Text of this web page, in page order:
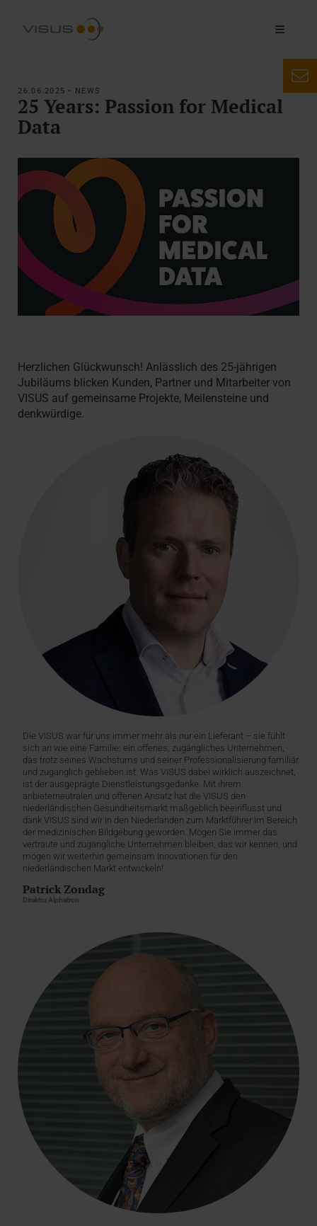
26.06.2025 • NEWS
25 Years: Passion for Medical
Data
Herzlichen Glückwunsch! Anlässlich des 25-jährigen
Jubiläums blicken Kunden, Partner und Mitarbeiter von
VISUS auf gemeinsame Projekte, Meilensteine und
denkwürdige.
Die VISUS war für uns immer mehr als nur ein Lieferant – sie fühlt
sich an wie eine Familie: ein offenes, zugängliches Unternehmen,
das trotz seines Wachstums und seiner Professionalisierung familiär
und zugänglich geblieben ist. Was VISUS dabei wirklich auszeichnet,
ist der ausgeprägte Dienstleistungsgedanke. Mit ihrem
anbieterneutralen und offenen Ansatz hat die VISUS den
niederländischen Gesundheitsmarkt maßgeblich beeinflusst und
dank VISUS sind wir in den Niederlanden zum Marktführer im Bereich
der medizinischen Bildgebung geworden. Mögen Sie immer das
vertraute und zugängliche Unternehmen bleiben, das wir kennen, und
mögen wir weiterhin gemeinsam Innovationen für den
niederländischen Markt entwickeln!
Patrick Zondag
Direktor Alphatron